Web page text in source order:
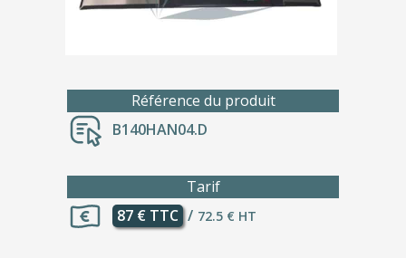
Référence du produit
B140HAN04.D
Tarif
87 € TTC / 72.5 € HT